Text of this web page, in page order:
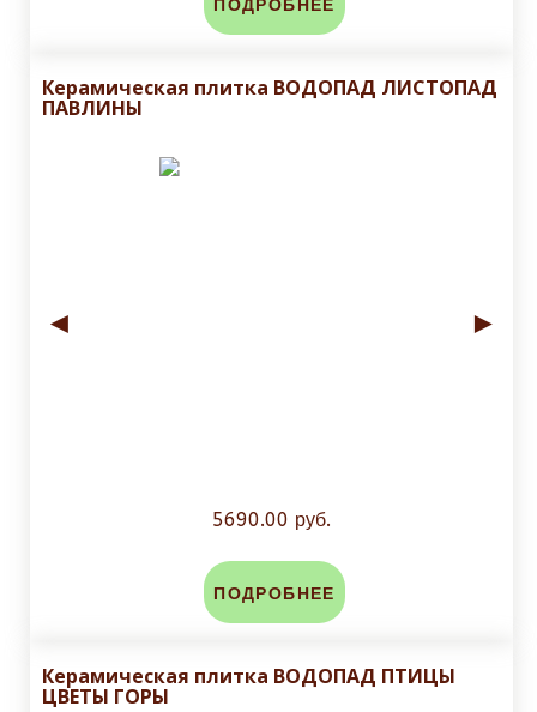
ПОДРОБНЕЕ
Керамическая плитка ВОДОПАД ЛИСТОПАД
ПАВЛИНЫ
◄ ►
5690.00 руб.
ПОДРОБНЕЕ
Керамическая плитка ВОДОПАД ПТИЦЫ
ЦВЕТЫ ГОРЫ